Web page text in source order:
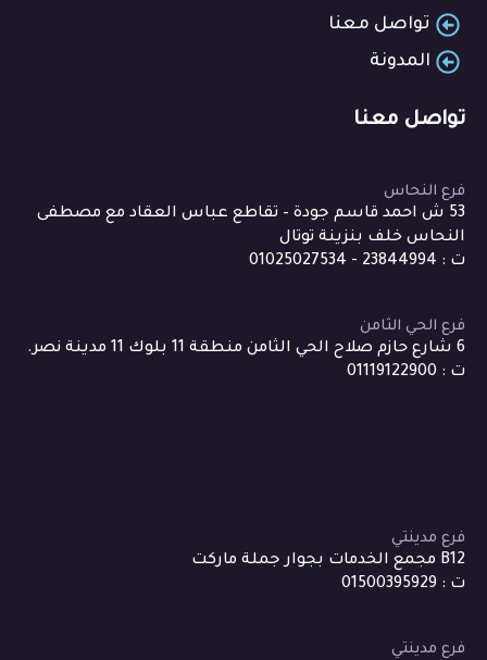
تواصل معنا
المدونة
تواصل معنا
فرع النحاس
53 ش احمد قاسم جودة – تقاطع عباس العقاد مع مصطفى
النحاس خلف بنزينة توتال
ت : 23844994 - 01025027534
فرع الحي الثامن
6 شارع حازم صلاح الحي الثامن منطقة 11 بلوك 11 مدينة نصر.
ت : 01119122900
فرع مدينتي
B12 مجمع الخدمات بجوار جملة ماركت
ت : 01500395929
فرع مدينتي